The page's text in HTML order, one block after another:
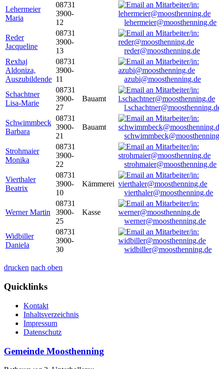
Lehermeier
Maria
08731
3900-
12
lehermeier@moosthenning.de
Reder
Jacqueline
08731
3900-
13
reder@moosthenning.de
Rexhaj
Aldoniza,
Auszubildende
08731
3900-
11
azubi@moosthenning.de
Schachtner
Lisa-Marie
08731
3900-
27
Bauamt
Schwimmbeck
Barbara
08731
3900-
21
Bauamt
Strohmaier
Monika
08731
3900-
22
strohmaier@moosthenning.de
Vierthaler
Beatrix
08731
3900-
10
Kämmerei
vierthaler@moosthenning.de
Werner Martin
08731
3900-
25
Kasse
werner@moosthenning.de
Widbiller
Daniela
08731
3900-
30
widbiller@moosthenning.de
drucken nach oben
Quicklinks
Kontakt
Inhaltsverzeichnis
Impressum
Datenschutz
Gemeinde Moosthenning